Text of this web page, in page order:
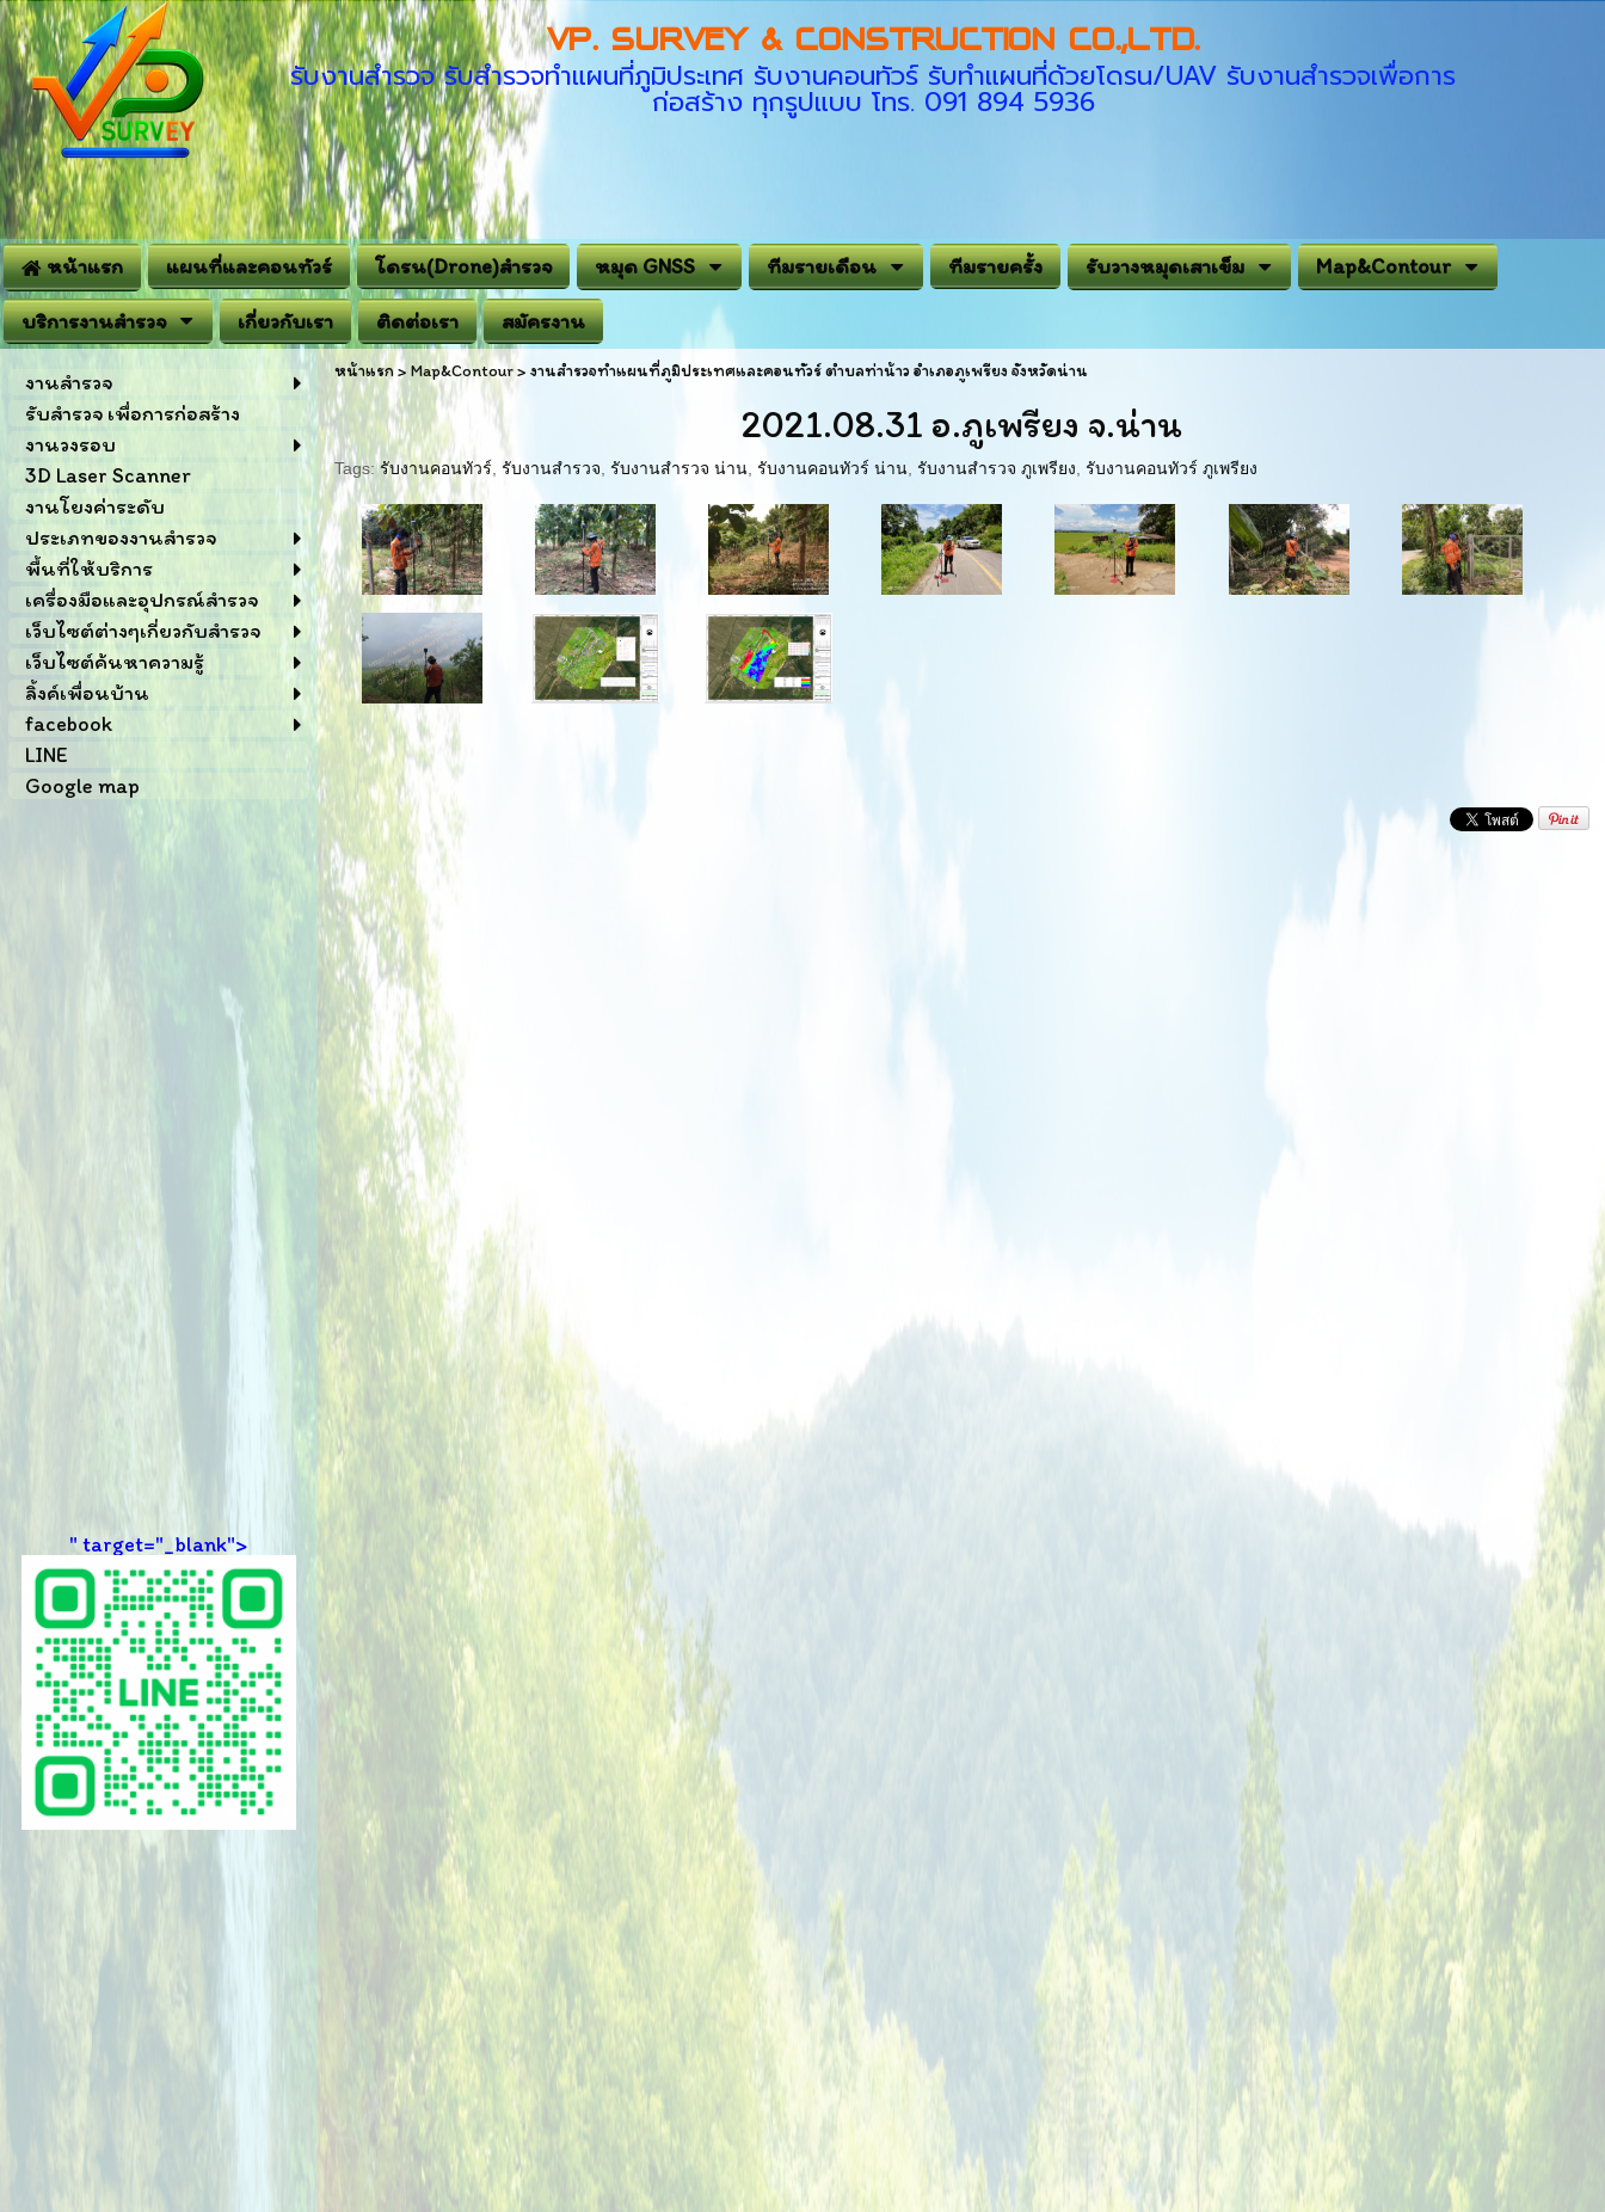
VP. SURVEY & CONSTRUCTION CO.,LTD.
รับงานสำรวจ รับสำรวจทำแผนที่ภูมิประเทศ รับงานคอนทัวร์ รับทำแผนที่ด้วยโดรน/UAV รับงานสำรวจเพื่อการ
ก่อสร้าง ทุกรูปแบบ โทร. 091 894 5936
หน้าแรก แผนที่และคอนทัวร์ โดรน(Drone)สำรวจ หมุด GNSS ทีมรายเดือน ทีมรายครั้ง รับวางหมุดเสาเข็ม Map&Contour
บริการงานสำรวจ เกี่ยวกับเรา ติดต่อเรา สมัครงาน
งานสำรวจ
รับสำรวจ เพื่อการก่อสร้าง
งานวงรอบ
3D Laser Scanner
งานโยงค่าระดับ
ประเภทของงานสำรวจ
พื้นที่ให้บริการ
เครื่องมือและอุปกรณ์สำรวจ
เว็บไซต์ต่างๆเกี่ยวกับสำรวจ
เว็บไซต์ค้นหาความรู้
ลิ้งค์เพื่อนบ้าน
facebook
LINE
Google map
" target="_blank">
หน้าแรก> Map&Contour> งานสำรวจทำแผนที่ภูมิประเทศและคอนทัวร์ ตำบลท่าน้าว อำเภอภูเพรียง จังหวัดน่าน
2021.08.31 อ.ภูเพรียง จ.น่าน
Tags:รับงานคอนทัวร์ ,รับงานสำรวจ ,รับงานสำรวจ น่าน ,รับงานคอนทัวร์ น่าน ,รับงานสำรวจ ภูเพรียง ,รับงานคอนทัวร์ ภูเพรียง